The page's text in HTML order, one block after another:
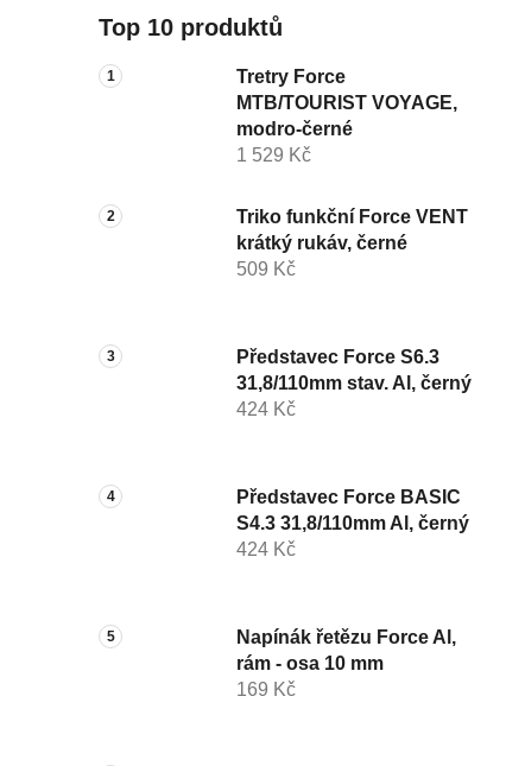
Top 10 produktů
Tretry Force
MTB/TOURIST VOYAGE,
modro-černé
1 529 Kč
Triko funkční Force VENT
krátký rukáv, černé
509 Kč
Představec Force S6.3
31,8/110mm stav. Al, černý
424 Kč
Představec Force BASIC
S4.3 31,8/110mm Al, černý
424 Kč
Napínák řetězu Force Al,
rám - osa 10 mm
169 Kč